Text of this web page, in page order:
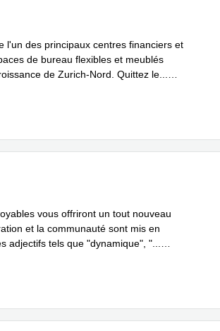
des principaux centres financiers et
de bureau flexibles et meublés
de Zurich-Nord. Quittez le
vous offriront un tout nouveau
et la communauté sont mis en
adjectifs tels que "dynamique", "